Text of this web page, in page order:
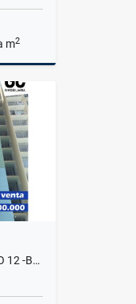
m2
Alquiler
SE VENDE APARTAMENTO PISO 12 -BARRIO ARBOLEDA / CONJUNTO THE POINT